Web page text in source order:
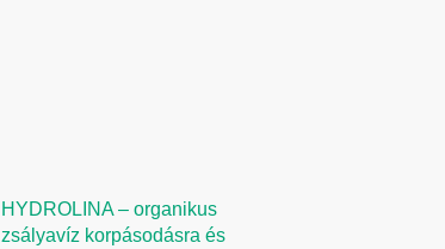
HYDROLINA – organikus
zsályavíz korpásodásra és